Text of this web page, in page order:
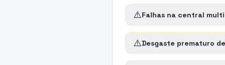
⚠️Falhas na central
⚠️Desgaste prematuro